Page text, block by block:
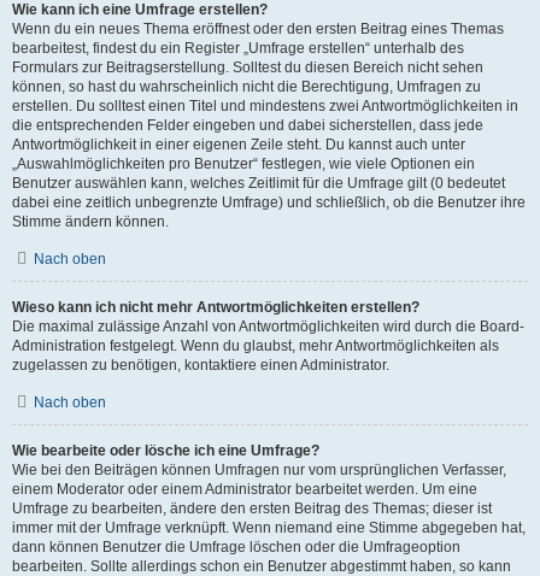
Wie kann ich eine Umfrage erstellen?
Wenn du ein neues Thema eröffnest oder den ersten Beitrag eines Themas
bearbeitest, findest du ein Register „Umfrage erstellen“ unterhalb des
Formulars zur Beitragserstellung. Solltest du diesen Bereich nicht sehen
können, so hast du wahrscheinlich nicht die Berechtigung, Umfragen zu
erstellen. Du solltest einen Titel und mindestens zwei Antwortmöglichkeiten in
die entsprechenden Felder eingeben und dabei sicherstellen, dass jede
Antwortmöglichkeit in einer eigenen Zeile steht. Du kannst auch unter
„Auswahlmöglichkeiten pro Benutzer“ festlegen, wie viele Optionen ein
Benutzer auswählen kann, welches Zeitlimit für die Umfrage gilt (0 bedeutet
dabei eine zeitlich unbegrenzte Umfrage) und schließlich, ob die Benutzer ihre
Stimme ändern können.
Nach oben
Wieso kann ich nicht mehr Antwortmöglichkeiten erstellen?
Die maximal zulässige Anzahl von Antwortmöglichkeiten wird durch die Board-
Administration festgelegt. Wenn du glaubst, mehr Antwortmöglichkeiten als
zugelassen zu benötigen, kontaktiere einen Administrator.
Nach oben
Wie bearbeite oder lösche ich eine Umfrage?
Wie bei den Beiträgen können Umfragen nur vom ursprünglichen Verfasser,
einem Moderator oder einem Administrator bearbeitet werden. Um eine
Umfrage zu bearbeiten, ändere den ersten Beitrag des Themas; dieser ist
immer mit der Umfrage verknüpft. Wenn niemand eine Stimme abgegeben hat,
dann können Benutzer die Umfrage löschen oder die Umfrageoption
bearbeiten. Sollte allerdings schon ein Benutzer abgestimmt haben, so kann